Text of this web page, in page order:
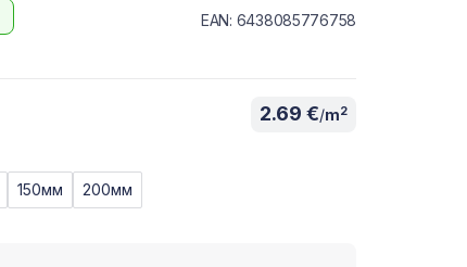
EAN: 6438085776758
2.69 €/m2
150мм 200мм